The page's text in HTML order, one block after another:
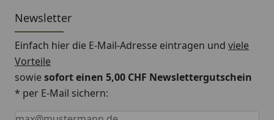
Newsletter
Einfach hier die E-Mail-Adresse eintragen und viele
Vorteile
sowiesofort einen 5,00 CHF Newslettergutschein
* per E-Mail sichern:
Keine Eingabe erforderlich
Eingabe erforderlich
E-Mail *